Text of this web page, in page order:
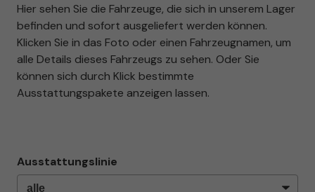
Hier sehen Sie die Fahrzeuge, die sich in unserem Lager
befinden und sofort ausgeliefert werden können.
Klicken Sie in das Foto oder einen Fahrzeugnamen, um
alle Details dieses Fahrzeugs zu sehen. Oder Sie
können sich durch Klick bestimmte
Ausstattungspakete anzeigen lassen.
Ausstattungslinie